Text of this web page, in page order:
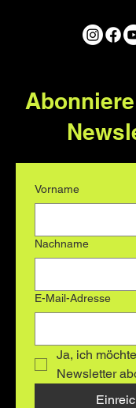
Vorname
Nachname
E-Mail-Adresse
Ja, ich
Newsletter